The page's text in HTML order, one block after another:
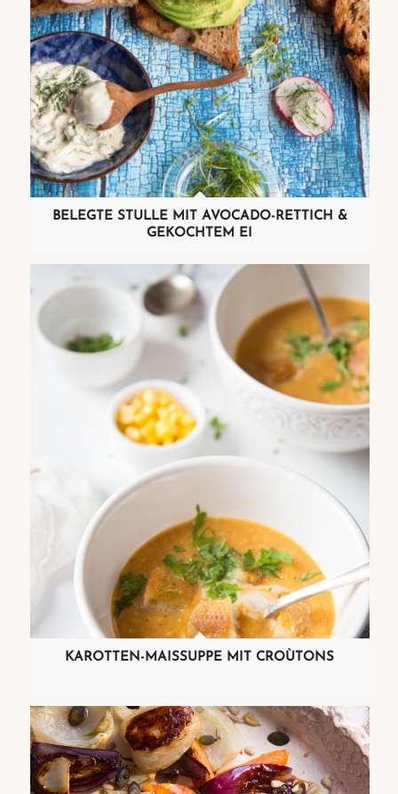
BELEGTE STULLE MIT AVOCADO-RETTICH &
GEKOCHTEM EI
KAROTTEN-MAISSUPPE MIT CROÙTONS